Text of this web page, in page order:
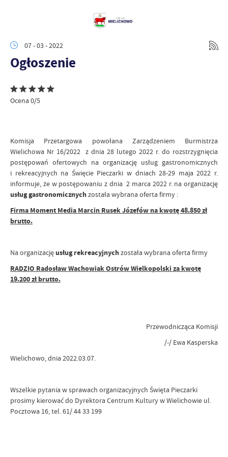
07 - 03 - 2022
Ogłoszenie
Ocena 0/5
Komisja Przetargowa powołana Zarządzeniem Burmistrza
Wielichowa Nr 16/2022 z dnia 28 lutego 2022 r. do rozstrzygnięcia
postępowań ofertowych na organizację usług gastronomicznych
i rekreacyjnych na Święcie Pieczarki w dniach 28-29 maja 2022 r.
informuje, że w postępowaniu z dnia 2 marca 2022 r. na organizację
usług gastronomicznychzostała wybrana oferta firmy :
Firma Moment Media Marcin Rusek Józefów na kwotę 48.850 zł
brutto.
Na organizacjęusług rekreacyjnychzostała wybrana oferta firmy
RADZIO Radosław Wachowiak Ostrów Wielkopolski za kwotę
19.200 zł brutto.
Przewodnicząca Komisji
/-/ Ewa Kasperska
Wielichowo, dnia 2022.03.07.
Wszelkie pytania w sprawach organizacyjnych Święta Pieczarki
prosimy kierować do Dyrektora Centrum Kultury w Wielichowie ul.
Pocztowa 16, tel. 61/ 44 33 199